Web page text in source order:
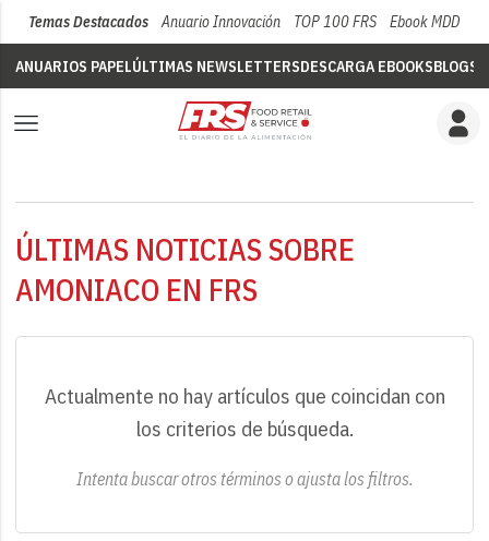
Temas Destacados Anuario Innovación TOP 100 FRS Ebook MDD
ANUARIOS PAPELÚLTIMAS NEWSLETTERSDESCARGA EBOOKSBLOGS
ÚLTIMAS NOTICIAS SOBRE
AMONIACO EN FRS
Actualmente no hay artículos que coincidan con
los criterios de búsqueda.
Intenta buscar otros términos o ajusta los filtros.